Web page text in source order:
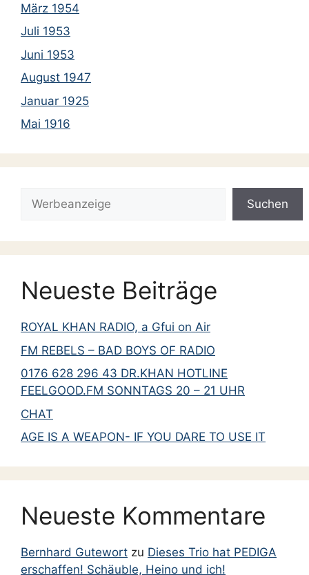
März 1954
Juli 1953
Juni 1953
August 1947
Januar 1925
Mai 1916
Suchen
Suchen
Neueste Beiträge
ROYAL KHAN RADIO, a Gfui on Air
FM REBELS – BAD BOYS OF RADIO
0176 628 296 43 DR.KHAN HOTLINE
FEELGOOD.FM SONNTAGS 20 – 21 UHR
CHAT
AGE IS A WEAPON- IF YOU DARE TO USE IT
Neueste Kommentare
Bernhard Gutewort zu Dieses Trio hat PEDIGA
erschaffen! Schäuble, Heino und ich!